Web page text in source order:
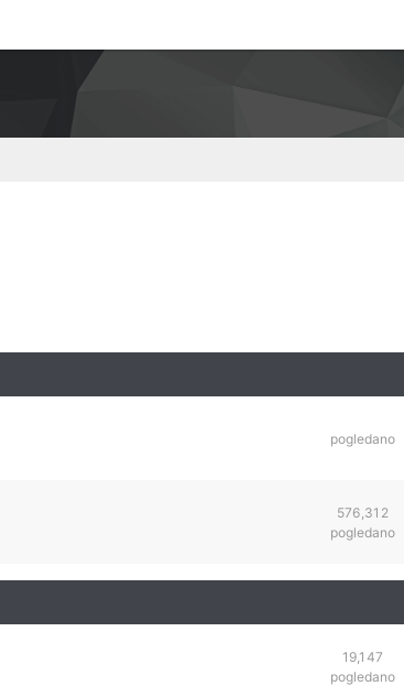
pogledano
576,312
pogledano
19,147
pogledano